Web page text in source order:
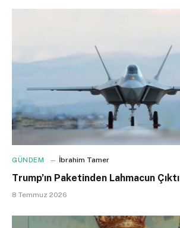
GÜNDEM İbrahim Tamer
Trump’ın Paketinden Lahmacun Çıktı
8 Temmuz 2026